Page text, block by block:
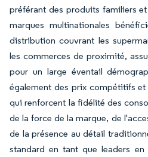
préférant des produits familiers
marques multinationales
distribution couvrant les
les commerces de proximité,
pour un large éventail
également des prix compétitifs
qui renforcent la fidélité des
de la force de la marque, de
de la présence au détail
standard en tant que leaders